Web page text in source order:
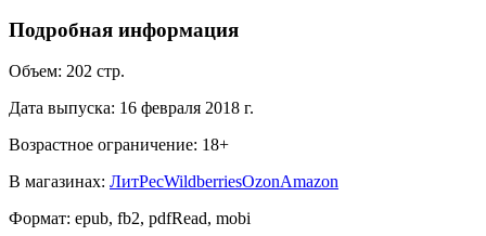
Подробная информация
Объем: 202 стр.
Дата выпуска: 16 февраля 2018 г.
Возрастное ограничение: 18+
В магазинах: ЛитРесWildberriesOzonAmazon
Формат: epub, fb2, pdfRead, mobi